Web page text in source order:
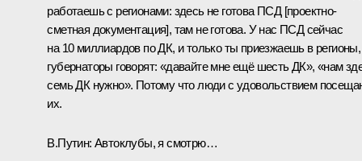
работаешь с регионами: здесь не готова ПСД [проектно-
сметная документация], там не готова. У нас ПСД сейчас
на 10 миллиардов по ДК, и только ты приезжаешь в регионы,
губернаторы говорят: «давайте мне ещё шесть ДК», «нам
семь ДК нужно». Потому что люди с удовольствием
их.
В.Путин: Автоклубы, я смотрю…